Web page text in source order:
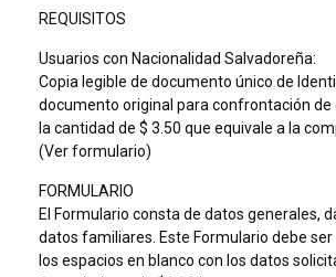
REQUISITOS
Usuarios con Nacionalidad Salvadoreña:
Copia legible de documento único de
documento original para confrontación de
la cantidad de $ 3.50 que equivale a la
(Ver formulario)
FORMULARIO
El Formulario consta de datos generales,
datos familiares. Este Formulario debe
los espacios en blanco con los datos